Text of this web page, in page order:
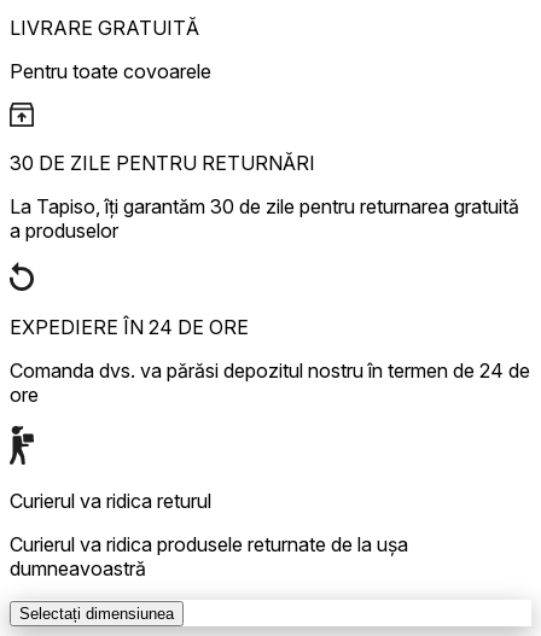
LIVRARE GRATUITĂ
Pentru toate covoarele
30 DE ZILE PENTRU RETURNĂRI
La Tapiso, îți garantăm 30 de zile pentru returnarea gratuită
a produselor
EXPEDIERE ÎN 24 DE ORE
Comanda dvs. va părăsi depozitul nostru în termen de 24 de
ore
Curierul va ridica returul
Curierul va ridica produsele returnate de la ușa
dumneavoastră
Selectați dimensiunea